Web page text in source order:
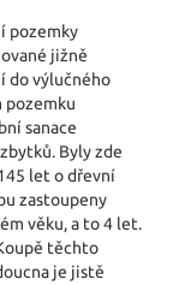
pozemky
jižně
do výlučného
sanace
Byly zde
let o dřevní
zastoupeny
věku, a to 4 let.
těchto
je jistě